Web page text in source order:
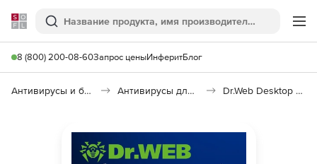
Softline
Поиск
8 (800) 200-08-60Запрос ценыИнферитБлог
Антивирусы и безопасность Антивирусы для организаций Dr.Web Desktop Security Suite